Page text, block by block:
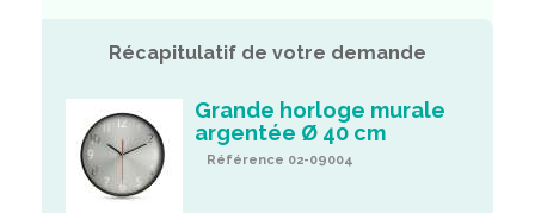
Récapitulatif de votre demande
Grande horloge murale
argentée Ø 40 cm
Référence 02-09004